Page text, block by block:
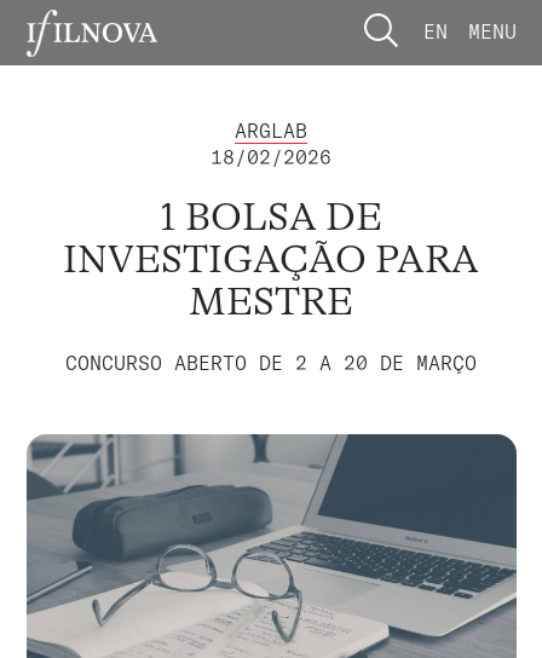
EN MENU
ARGLAB
18/02/2026
1 BOLSA DE
INVESTIGAÇÃO PARA
MESTRE
CONCURSO ABERTO DE 2 A 20 DE MARÇO